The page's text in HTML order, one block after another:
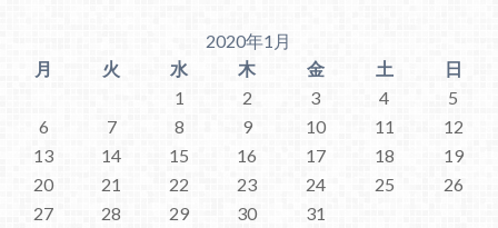
2020年1月
月
火 水 木 金 土
日
1
2 3 4
5
6
7 8 9 10 11
12
13
14 15 16 17 18
19
20
21 22 23 24 25
26
27
28 29 30
31